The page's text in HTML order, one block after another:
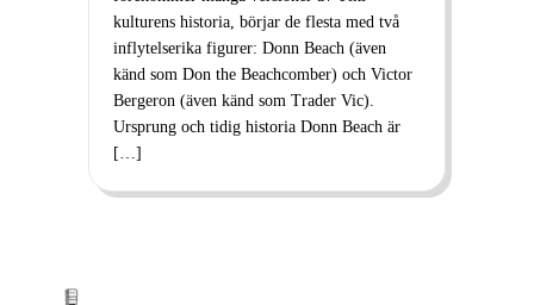
kulturens historia, börjar de flesta med två
inflytelserika figurer: Donn Beach (även
känd som Don the Beachcomber) och Victor
Bergeron (även känd som Trader Vic).
Ursprung och tidig historia Donn Beach är
[…]